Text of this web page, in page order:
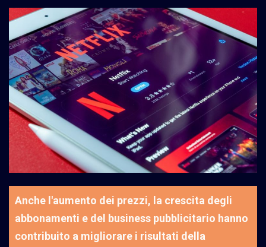
Anche l'aumento dei prezzi, la crescita degli
abbonamenti e del business pubblicitario hanno
contribuito a migliorare i risultati della